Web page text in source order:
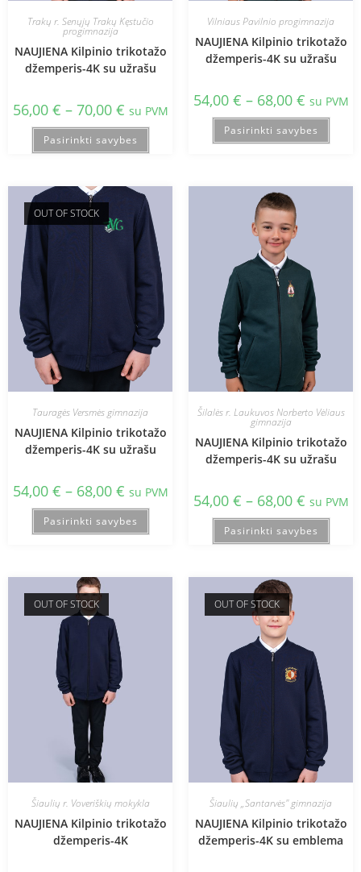
Trakų r. Senųjų Trakų Kęstučio
progimnazija
NAUJIENA Kilpinio trikotažo
džemperis-4K su užrašu
56,00 € – 70,00 € su PVM
Pasirinkti savybes
Vilniaus Pavilnio progimnazija
NAUJIENA Kilpinio trikotažo
džemperis-4K su užrašu
54,00 € – 68,00 € su PVM
Pasirinkti savybes
OUT OF STOCK
Tauragės Versmės gimnazija
NAUJIENA Kilpinio trikotažo
džemperis-4K su užrašu
54,00 € – 68,00 € su PVM
Pasirinkti savybes
Šilalės r. Laukuvos Norberto Vėliaus
gimnazija
NAUJIENA Kilpinio trikotažo
džemperis-4K su užrašu
54,00 € – 68,00 € su PVM
Pasirinkti savybes
OUT OF STOCK
Šiaulių r. Voveriškių mokykla
NAUJIENA Kilpinio trikotažo
džemperis-4K
OUT OF STOCK
Šiaulių „Santarvės" gimnazija
NAUJIENA Kilpinio trikotažo
džemperis-4K su emblema